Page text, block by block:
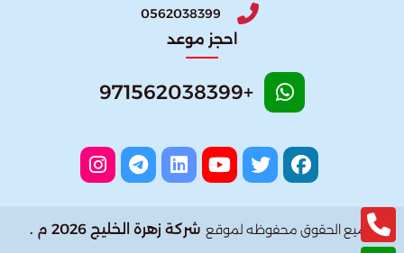
0562038399
احجز موعد
+971562038399
جميع الحقوق محفوظه لموقع شركة زهرة الخليج 2026 م .